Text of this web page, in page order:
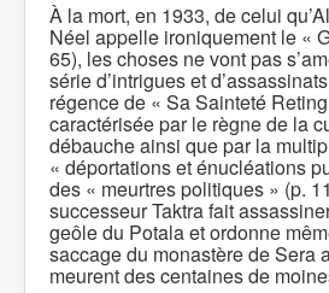
À la mort, en 1933, de celui
Néel appelle ironiquement le «
65), les choses ne vont pas
série d’intrigues et
régence de « Sa Sainteté
caractérisée par le règne de la
débauche ainsi que par la
« déportations et énucléations
des « meurtres politiques » (p.
successeur Taktra fait
geôle du Potala et ordonne
saccage du monastère de Sera
meurent des centaines de